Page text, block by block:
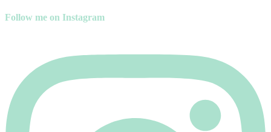
Follow me on Instagram